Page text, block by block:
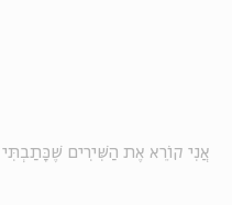
אֲנִי קוֹרֵא אֶת הַשִּׁירִים שֶׁכָּתַבְתִּי